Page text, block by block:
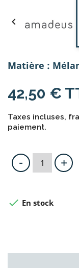

Matière :
42,50 €
Taxes incluses,
paiement.
- +
 En stock